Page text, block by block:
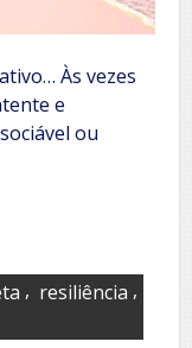
Às vezes
e
ou
, resiliência ,